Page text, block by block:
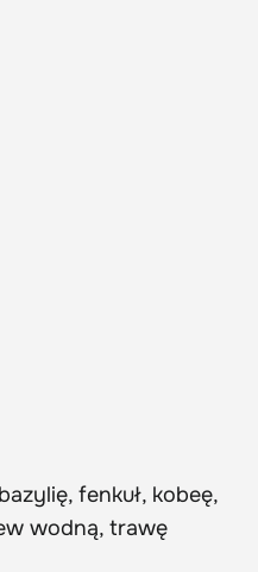
fenkuł, kobeę,
wodną, trawę